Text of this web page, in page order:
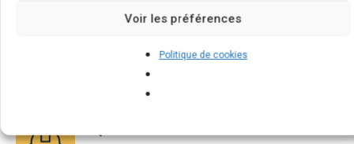
Voir les préférences
Politique de cookies
Quelques infos sur nos centrales
solaires : questions et réponses